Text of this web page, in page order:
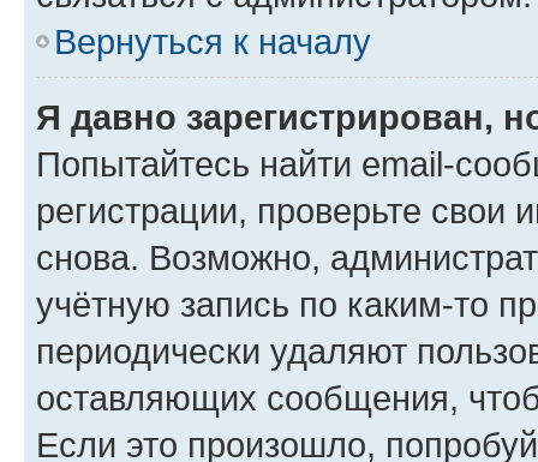
Вернуться к началу
Я давно зарегистрирован,
Попытайтесь найти email-
регистрации, проверьте свои
снова. Возможно,
учётную запись по каким-то
периодически удаляют
оставляющих сообщения,
Если это произошло,